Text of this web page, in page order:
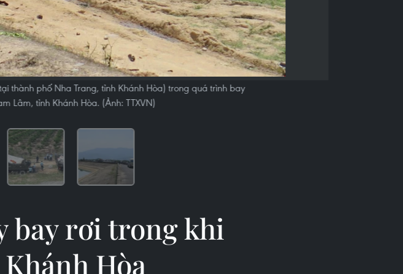
thành phố Nha Trang, tỉnh Khánh Hòa) trong quá trình bay
Lâm, tỉnh Khánh Hòa. (Ảnh: TTXVN)
bay rơi trong khi
Hòa